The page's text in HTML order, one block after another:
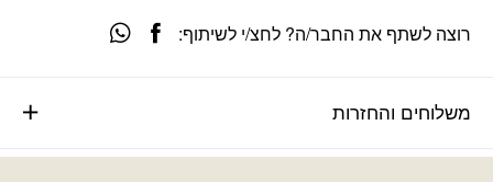
משלוחים והחזרות
רוצה לשתף את החבר/ה? לחצ/י לשיתוף: